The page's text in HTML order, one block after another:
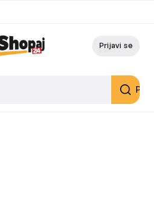
Prijavi se